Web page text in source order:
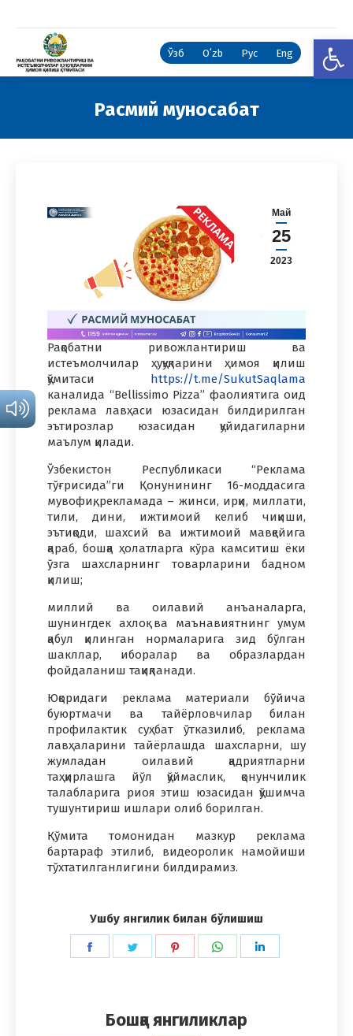
Ўзб Oʻzb Рус Eng
Расмий муносабат
Май
25
2023
Рақобатни ривожлантириш ва
истеъмолчилар ҳуқуқларини ҳимоя қилиш
қўмитаси https://t.me/SukutSaqlama
каналида “Bellissimo Pizza” фаолиятига оид
реклама лавҳаси юзасидан билдирилган
эътирозлар юзасидан қуйидагиларни
маълум қилади.
Ўзбекистон Республикаси “Реклама
тўғрисида”ги Қонунининг 16-моддасига
мувофиқ, рекламада – жинси, ирқи, миллати,
тили, дини, ижтимоий келиб чиқиши,
эътиқоди, шахсий ва ижтимоий мавқейига
қараб, бошқа ҳолатларга кўра камситиш ёки
ўзга шахсларнинг товарларини бадном
қилиш;
миллий ва оилавий анъаналарга,
шунингдек ахлоқ ва маънавиятнинг умум
қабул қилинган нормаларига зид бўлган
шакллар, иборалар ва образлардан
фойдаланиш тақиқланади.
Юқоридаги реклама материали бўйича
буюртмачи ва тайёрловчилар билан
профилактик суҳбат ўтказилиб, реклама
лавҳаларини тайёрлашда шахсларни, шу
жумладан оилавий қадриятларни
таҳқирлашга йўл қўймаслик, қонунчилик
талабларига риоя этиш юзасидан қўшимча
тушунтириш ишлари олиб борилган.
Қўмита томонидан мазкур реклама
бартараф этилиб, видеоролик намойиши
тўхтатилганлигини билдирамиз.
Ушбу янгилик билан бўлишиш
Share
Share
Share
Share
Бошқа янгиликлар